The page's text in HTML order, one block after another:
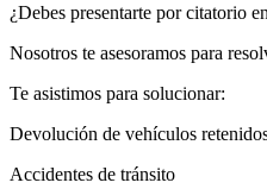
¿Debes presentarte por citatorio
Nosotros te asesoramos para
Te asistimos para solucionar:
Devolución de vehículos
Accidentes de tránsito